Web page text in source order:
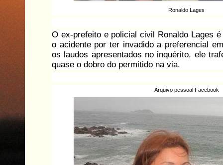
Ronaldo Lages
O ex-prefeito e policial civil Ronaldo Lages
o acidente por ter invadido a preferencial
os laudos apresentados no inquérito, ele
quase o dobro do permitido na via.
Arquivo pessoal Facebook